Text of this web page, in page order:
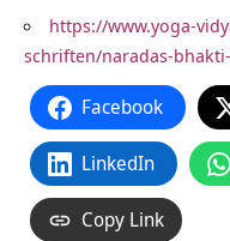
https://www.yoga-
schriften/naradas-
Facebook
LinkedIn
Copy Link